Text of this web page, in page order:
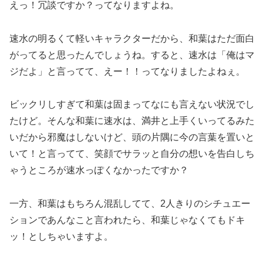
えっ！冗談ですか？ってなりますよね。
速水の明るくて軽いキャラクターだから、和葉はただ面白
がってると思ったんでしょうね。すると、速水は「俺はマ
ジだよ」と言ってて、えー！！ってなりましたよねぇ。
ビックリしすぎて和葉は固まってなにも言えない状況でし
たけど。そんな和葉に速水は、満井と上手くいってるみた
いだから邪魔はしないけど、頭の片隅に今の言葉を置いと
いて！と言ってて、笑顔でサラッと自分の想いを告白しち
ゃうところが速水っぽくなかったですか？
一方、和葉はもちろん混乱してて、2人きりのシチュエー
ションであんなこと言われたら、和葉じゃなくてもドキ
ッ！としちゃいますよ。